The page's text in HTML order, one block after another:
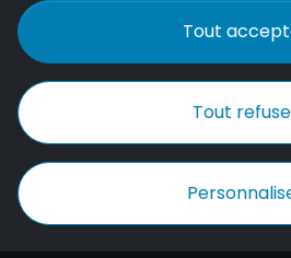
Tout
Tout